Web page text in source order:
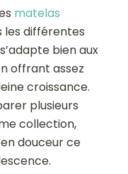
matelas
les différentes
bien aux
offrant assez
croissance.
plusieurs
collection,
douceur ce